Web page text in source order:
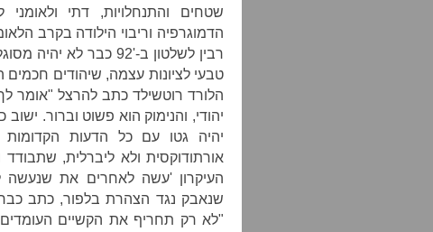
שטחים והתנחלויות, דתי
הדמוגרפיה וריבוי הילודה בקרב
רבין לשלטון ב-'92 כבר
טבעי לציונות עצמה, שיהודים
הלורד רוטשילד כתב להרצל "אומר
יהודי, והנימוק הוא פשוט וברור.
יהיה גטו עם כל הדעות הקדומות
אורתודוקסית ולא ליברלית,
העיקרון 'עשה לאחרים את שנעשה
שנאבק נגד הצהרת בלפור, כתב
"לא רק תחריף את הקשיים